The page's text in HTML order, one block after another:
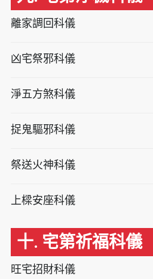
離家調回科儀
凶宅祭邪科儀
淨五方煞科儀
捉鬼驅邪科儀
祭送火神科儀
上樑安座科儀
十. 宅第祈福科儀
旺宅招財科儀